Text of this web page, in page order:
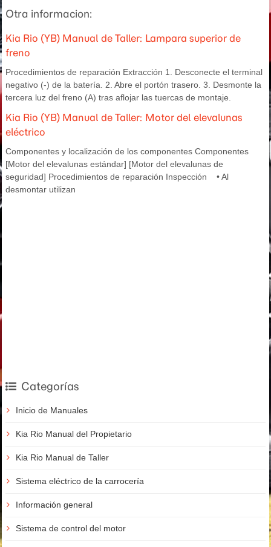
Otra informacion:
Kia Rio (YB) Manual de Taller: Lampara superior de
freno
Procedimientos de reparación Extracción 1. Desconecte el terminal
negativo (-) de la batería. 2. Abre el portón trasero. 3. Desmonte la
tercera luz del freno (A) tras aflojar las tuercas de montaje.
Kia Rio (YB) Manual de Taller: Motor del elevalunas
eléctrico
Componentes y localización de los componentes Componentes
[Motor del elevalunas estándar] [Motor del elevalunas de
seguridad] Procedimientos de reparación Inspección • Al
desmontar utilizan
Categorías
Inicio de Manuales
Kia Rio Manual del Propietario
Kia Rio Manual de Taller
Sistema eléctrico de la carrocería
Información general
Sistema de control del motor